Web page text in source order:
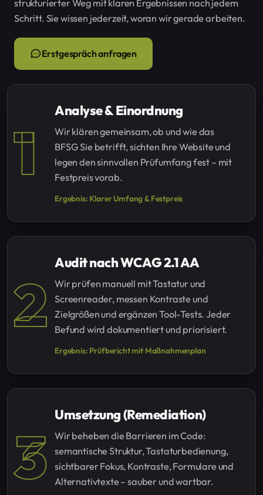
strukturierter Weg mit klaren Ergebnissen nach jedem
Schritt. Sie wissen jederzeit, woran wir gerade arbeiten.
Erstgespräch anfragen
1
Analyse & Einordnung
Wir klären gemeinsam, ob und wie das
BFSG Sie betrifft, sichten Ihre Website und
legen den sinnvollen Prüfumfang fest – mit
Festpreis vorab.
Ergebnis: Klarer Umfang & Festpreis
2
Audit nach WCAG 2.1 AA
Wir prüfen manuell mit Tastatur und
Screenreader, messen Kontraste und
Zielgrößen und ergänzen Tool-Tests. Jeder
Befund wird dokumentiert und priorisiert.
Ergebnis: Prüfbericht mit Maßnahmenplan
3
Umsetzung (Remediation)
Wir beheben die Barrieren im Code:
semantische Struktur, Tastaturbedienung,
sichtbarer Fokus, Kontraste, Formulare und
Alternativtexte – sauber und wartbar.